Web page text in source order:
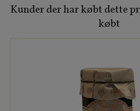
Kunder der har købt dette
købt